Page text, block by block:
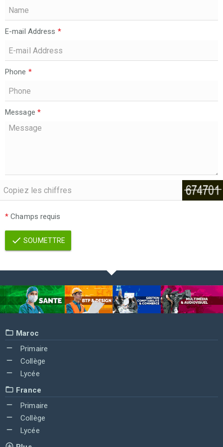
E-mail Address *
Phone *
Message *
* Champs requis
SOUMETTRE
Maroc
Primaire
Collège
Lycée
France
Primaire
Collège
Lycée